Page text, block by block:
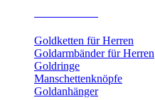
Goldketten für Herren
Goldarmbänder für Herren
Goldringe
Manschettenknöpfe
Goldanhänger